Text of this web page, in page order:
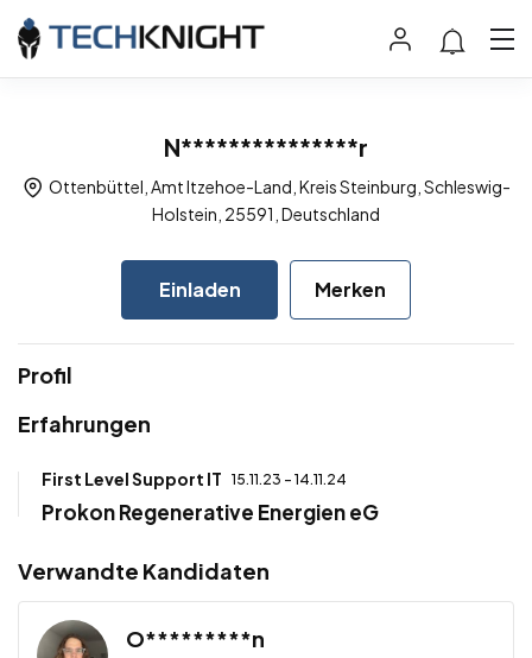
N***************r
Ottenbüttel, Amt Itzehoe-Land, Kreis Steinburg, Schleswig-
Holstein, 25591, Deutschland
Einladen Merken
Profil
Erfahrungen
First Level Support IT 15.11.23 - 14.11.24
Prokon Regenerative Energien eG
Verwandte Kandidaten
O*********n